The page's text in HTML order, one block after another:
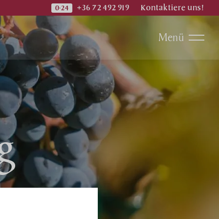
+36 72 492 919 Kontaktiere uns!
Menü